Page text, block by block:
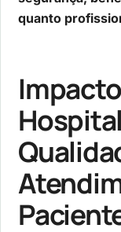
quanto